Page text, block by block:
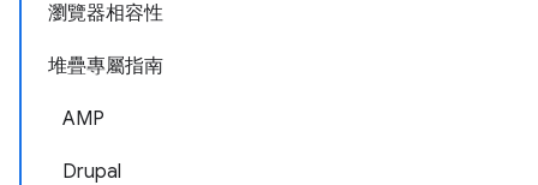
瀏覽器相容性
堆疊專屬指南
AMP
Drupal